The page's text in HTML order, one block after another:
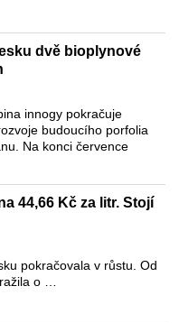
dvě bioplynové
innogy pokračuje
budoucího porfolia
Na konci července
44,66 Kč za litr. Stojí
pokračovala v růstu. Od
o …